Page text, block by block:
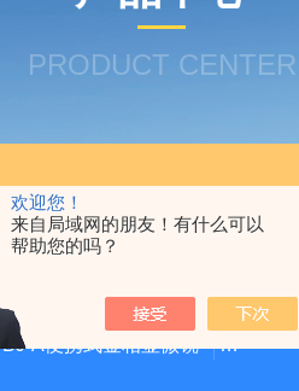
欢迎您！
来自局域网的朋友！有什么可以
帮助您的吗？
PRODUCT CENTER
BJ-A便携式金相显微镜 DJ-